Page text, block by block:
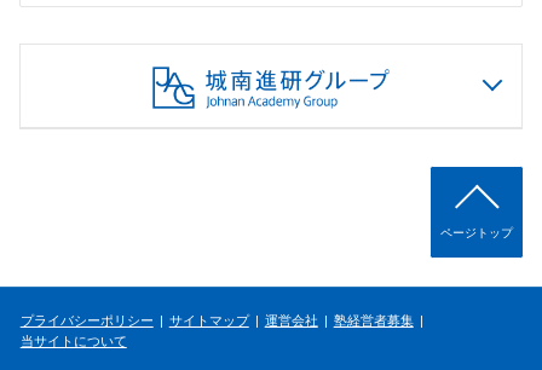
ページトップ
プライバシーポリシー サイトマップ 運営会社
塾経営者募集
当サイトについて